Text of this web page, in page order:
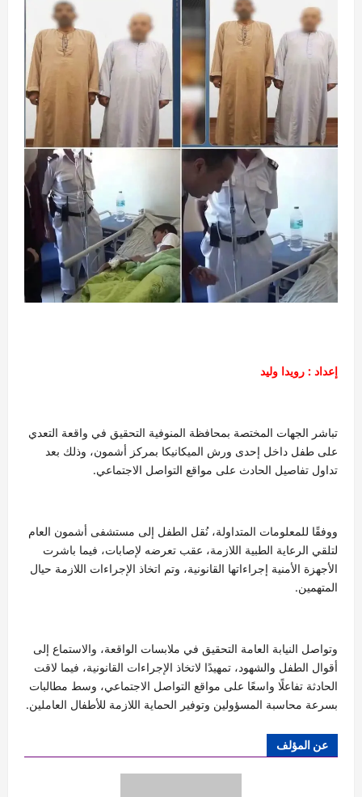
إعداد : رويدا وليد
تباشر الجهات المختصة بمحافظة المنوفية التحقيق في واقعة التعدي
على طفل داخل إحدى ورش الميكانيكا بمركز أشمون، وذلك بعد
تداول تفاصيل الحادث على مواقع التواصل الاجتماعي.
ووفقًا للمعلومات المتداولة، نُقل الطفل إلى مستشفى أشمون العام
لتلقي الرعاية الطبية اللازمة، عقب تعرضه لإصابات، فيما باشرت
الأجهزة الأمنية إجراءاتها القانونية، وتم اتخاذ الإجراءات اللازمة حيال
المتهمين.
وتواصل النيابة العامة التحقيق في ملابسات الواقعة، والاستماع إلى
أقوال الطفل والشهود، تمهيدًا لاتخاذ الإجراءات القانونية، فيما لاقت
الحادثة تفاعلًا واسعًا على مواقع التواصل الاجتماعي، وسط مطالبات
بسرعة محاسبة المسؤولين وتوفير الحماية اللازمة للأطفال العاملين.
عن المؤلف